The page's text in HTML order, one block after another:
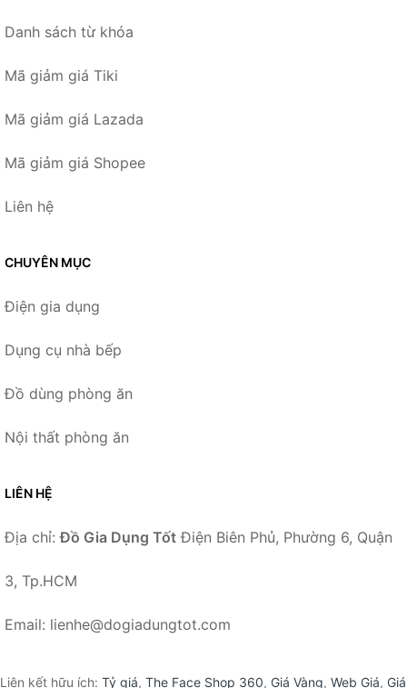
Danh sách từ khóa
Mã giảm giá Tiki
Mã giảm giá Lazada
Mã giảm giá Shopee
Liên hệ
CHUYÊN MỤC
Điện gia dụng
Dụng cụ nhà bếp
Đồ dùng phòng ăn
Nội thất phòng ăn
LIÊN HỆ
Địa chỉ:Đồ Gia Dụng Tốt Điện Biên Phủ, Phường 6, Quận
3, Tp.HCM
Email: lienhe@dogiadungtot.com
Liên kết hữu ích: Tỷ giá, The Face Shop 360, Giá Vàng, Web Giá, Giá